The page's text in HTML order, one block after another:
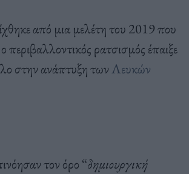
από μια μελέτη του 2019 που
περιβαλλοντικός ρατσισμός έπαιξε
στην ανάπτυξη τωνΛευκών
τον όρο “δημιουργική